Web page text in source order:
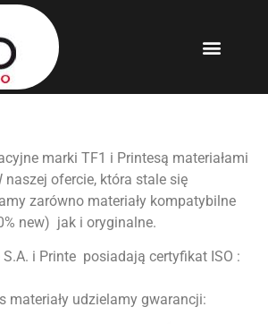
marki TF1 i Printesą materiałami
ofercie, która stale się
zarówno materiały kompatybilne
new) jak i oryginalne.
S.A. i Printe posiadają certyfikat ISO :
materiały udzielamy gwarancji: